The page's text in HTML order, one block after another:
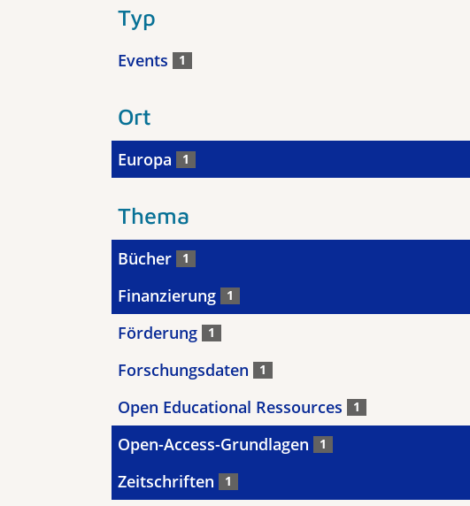
Typ
Events 1
Ort
Europa 1
Thema
Bücher 1
Finanzierung 1
Förderung 1
Forschungsdaten 1
Open Educational Ressources 1
Open-Access-Grundlagen 1
Zeitschriften 1